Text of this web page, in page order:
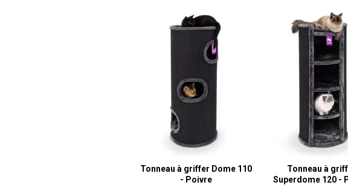
Tonneau à griffer Dome 110
- Poivre
Tonneau à
Superdome 120 -